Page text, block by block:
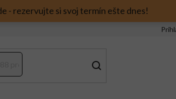
- rezervujte si svoj termín ešte dnes!